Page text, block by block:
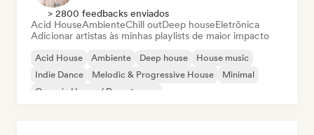
> 2800 feedbacks enviados
Acid HouseAmbienteChill outDeep houseEletrônica
Adicionar artistas às minhas playlists de maior impacto
Acid House Ambiente Deep house
House music
Indie Dance
Melodic & Progressive House
Minimal
Organic House / Downtempo